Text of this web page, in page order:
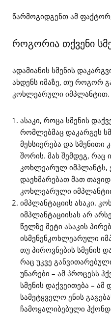
წარმოგიდგენთ ამ
როგორია თქვენი
ადამიანის სმენის
ახდენს იმაზე, თუ როგორ
კოხლეარული იმპლანტით.
ასაკი, როცა სმენის
რომლებმაც დაკარგეს
მეხსიერება და სმენითი
შორის. მას შემდეგ, რაც
კოხლეარულ იმპლანტს,
დაეხმარებათ მათ
კოხლეარული
იმპლანტაციის ასაკი.
იმპლანტაციისას არ
წელზე მეტი ასაკის
ისმენენკოხლეარული
თუ პიროვნების სმენის
რაც უკვე
უნარები – ამ პროცესს
სმენის დაქვეითება –
სამეტყველო ენის
ჩამოყალიბებული